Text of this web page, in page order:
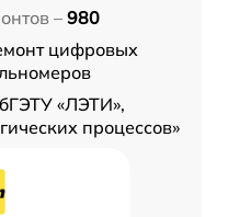
– 980
цифровых
«ЛЭТИ»,
процессов»